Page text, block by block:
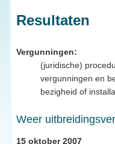
Resultaten
Vergunningen:
(juridische)
vergunningen en
bezigheid of
Weer
15 oktober 2007